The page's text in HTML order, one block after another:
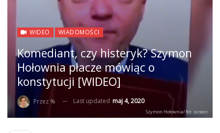
WIDEO WIADOMOŚCI
Komediant, czy histeryk? Szymon
Hołownia płacze mówiąc o
konstytucji [WIDEO]
Przez % Last updated maj 4, 2020
Szymon Hołownia/ fot. screen